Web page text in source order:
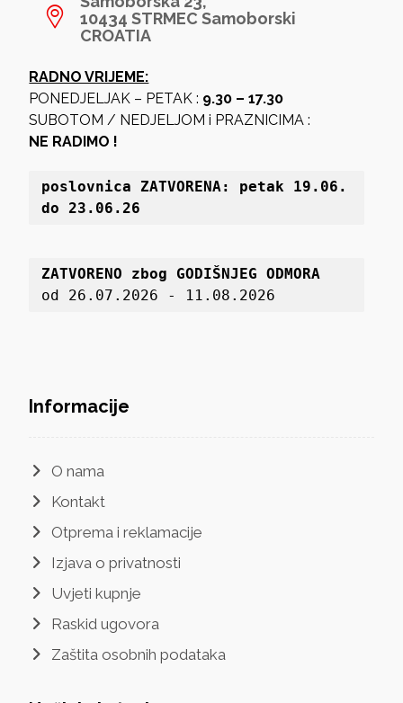
10434 STRMEC Samoborski
CROATIA
RADNO VRIJEME:
PONEDJELJAK – PETAK : 9.30 – 17.30
SUBOTOM / NEDJELJOM i PRAZNICIMA :
NE RADIMO !
poslovnica ZATVORENA: petak 19 .06.
do 23.06.26
ZATVORENO zbog GODIŠNJEG ODMORA
od 26.07.2026 - 11.08.2026
Informacije
O nama
Kontakt
Otprema i reklamacije
Izjava o privatnosti
Uvjeti kupnje
Raskid ugovora
Zaštita osobnih podataka